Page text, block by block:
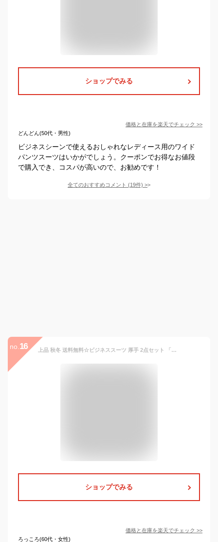
ショップでみる
価格と在庫を楽天でチェック >>
どんどん(50代・男性)
ビジネスシーンで使えるおしゃれなレディース用のワイド
パンツスーツはいかがでしょう。クーポンでお得なお値段
で購入でき、コスパが高いので、お勧めです！
全てのおすすめコメント (19件) >
no. 16 上品 秋冬 送料無料☆ビジネススーツ 厚手 2点セット 「上着＋パンツ」 レディースファッション スーツ OL 通勤 着痩せ 女性スーツ 制服 成人式 長袖 フォマール 卒業式 20代30代40代 洗える カジュアル 司会 2COLOR Size :S/M/L/XL/2XL/3XL 9分丈パンツ/ワイドパンツ
ショップでみる
価格と在庫を楽天でチェック >>
ろっころ(60代・女性)